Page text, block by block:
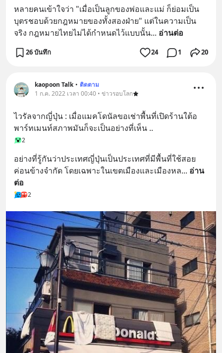
หลายคนเข้าใจว่า "เมื่อเป็นลูกของพ่อและแม่ ก็ย่อมเป็น
บุตรชอบด้วยกฎหมายของทั้งสองฝ่าย" แต่ในความเป็น
จริง กฎหมายไทยไม่ได้กำหนดไว้แบบนั้น... อ่านต่อ
26 บันทึก 24 1 20
kaopoon Talk • ติดตาม
1 ก.ค. 2022 เวลา 00:40 • ข่าวรอบโลก
ไวรัลจากญี่ปุ่น : เมื่อแมคโดนัลขอเช่าพื้นที่เปิดร้านใต้อ
พาร์ทเมนท์สภาพมันก็จะเป็นอย่างที่เห็น ..
2
อย่างที่รู้กันว่าประเทศญี่ปุ่นเป็นประเทศที่มีพื้นที่ใช้สอย
ค่อนข้างจำกัด โดยเฉพาะในเขตเมืองและเมืองหล... อ่าน
ต่อ
2